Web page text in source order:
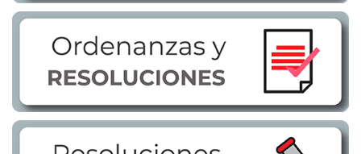
Transparencia
LOTAIP
GAD Macará
2025
2020